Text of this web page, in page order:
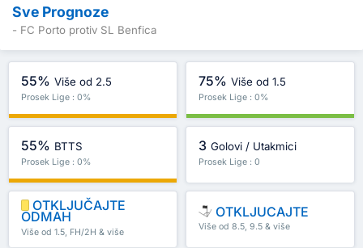
Sve Prognoze
- FC Porto protiv SL Benfica
55% Više od 2.5
Prosek Lige : 0%
75% Više od 1.5
Prosek Lige : 0%
55% BTTS
Prosek Lige : 0%
3 Golovi / Utakmici
Prosek Lige : 0
OTKLJUČAJTE
ODMAH
Više od 1.5, FH/2H & više
OTKLJUCAJTE
Više od 8.5, 9.5 & više